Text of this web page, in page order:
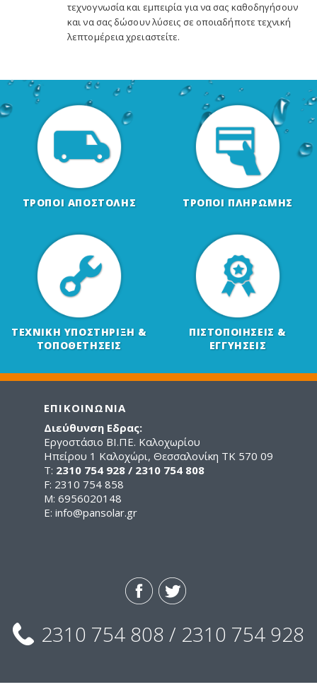
τεχνογνωσία και εμπειρία για να σας καθοδηγήσουν
και να σας δώσουν λύσεις σε οποιαδήποτε τεχνική
λεπτομέρεια χρειαστείτε.
ΤΡΟΠΟΙ ΑΠΟΣΤΟΛΗΣ ΤΡΟΠΟΙ ΠΛΗΡΩΜΗΣ
ΤΕΧΝΙΚΗ ΥΠΟΣΤΗΡΙΞΗ &
ΤΟΠΟΘΕΤΗΣΕΙΣ
ΠΙΣΤΟΠΟΙΗΣΕΙΣ &
ΕΓΓΥΗΣΕΙΣ
ΕΠΙΚΟΙΝΩΝΙΑ
Διεύθυνση Εδρας:
Εργοστάσιο ΒΙ.ΠΕ. Καλοχωρίου
Ηπείρου 1 Καλοχώρι, Θεσσαλονίκη ΤΚ 570 09
Τ: 2310 754 928 / 2310 754 808
F: 2310 754 858
M: 6956020148
E: info@pansolar.gr
2310 754 808 / 2310 754 928